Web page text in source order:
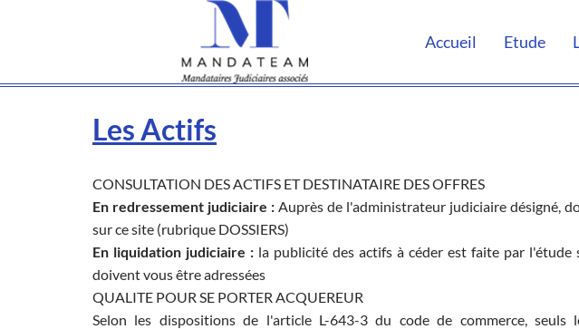
Accueil Etude
Les Actifs
CONSULTATION DES ACTIFS ET DESTINATAIRE DES OFFRES
En redressement judiciaire :Auprès de l'administrateur judiciaire désigné,
sur ce site (rubrique DOSSIERS)
En liquidation judiciaire :la publicité des actifs à céder est faite par
doivent vous être adressées
QUALITE POUR SE PORTER ACQUEREUR
Selon les dispositions de l'article L-643-3 du code de commerce,